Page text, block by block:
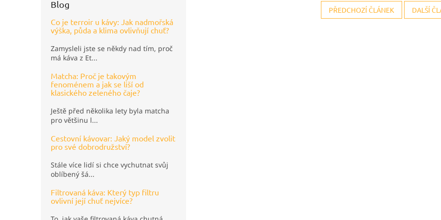
Blog
Co je terroir u kávy: Jak nadmořská
výška, půda a klima ovlivňují chuť?
Zamysleli jste se někdy nad tím, proč
má káva z Et...
Matcha: Proč je takovým
fenoménem a jak se liší od
klasického zeleného čaje?
Ještě před několika lety byla matcha
pro většinu l...
Cestovní kávovar: Jaký model zvolit
pro své dobrodružství?
Stále více lidí si chce vychutnat svůj
oblíbený šá...
Filtrovaná káva: Který typ filtru
ovlivní její chuť nejvíce?
PŘEDCHOZÍ ČLÁNEK DALŠÍ